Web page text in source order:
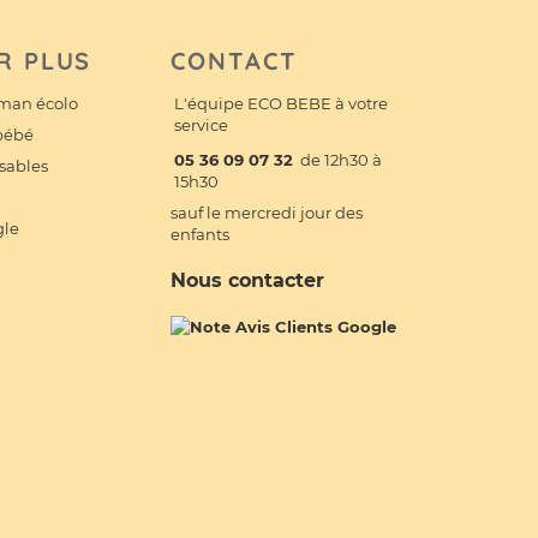
PLUS
écolo
CONTACT
L'équipe ECO BEBE à votre
service
05 36 09 07 32de 12h30 à
15h30
sauf le mercredi jour des
enfants
Nous contacter